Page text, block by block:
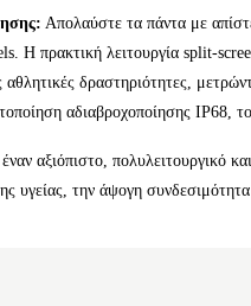
Απολαύστε τα πάντα με
Η πρακτική λειτουργία split-
δραστηριότητες,
αδιαβροχοποίησης IP68,
αξιόπιστο, πολυλειτουργικό
υγείας, την άψογη